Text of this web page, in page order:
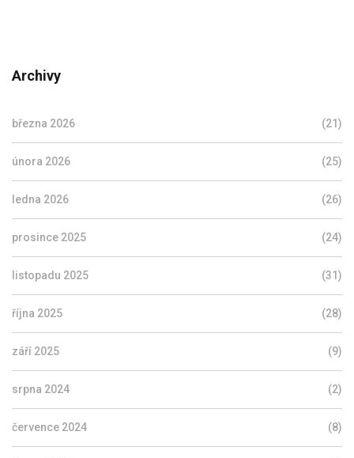
Archivy
března 2026 (21)
února 2026 (25)
ledna 2026 (26)
prosince 2025 (24)
listopadu 2025 (31)
října 2025 (28)
září 2025 (9)
srpna 2024 (2)
července 2024 (8)